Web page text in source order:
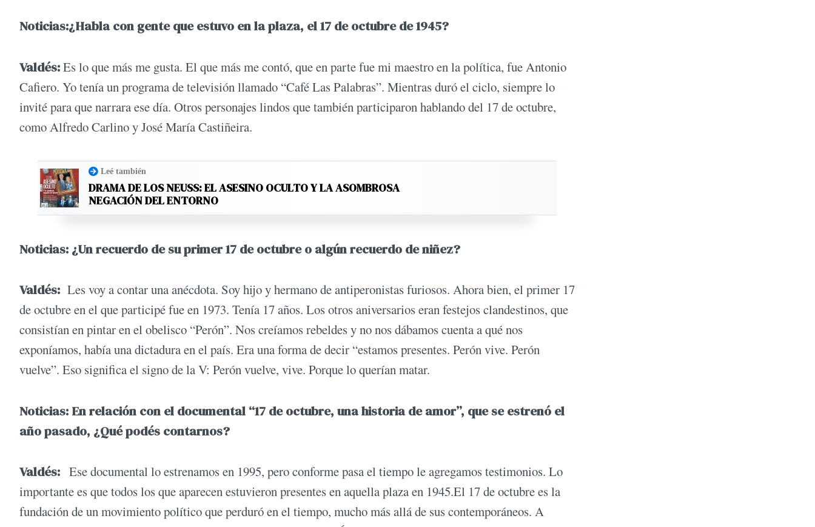
Noticias:¿Habla con gente que estuvo en la plaza, el 17 de octubre de 1945?
Valdés:Es lo que más me gusta. El que más me contó, que en parte fue mi maestro en la política, fue Antonio
Cafiero. Yo tenía un programa de televisión llamado “Café Las Palabras”. Mientras duró el ciclo, siempre lo
invité para que narrara ese día. Otros personajes lindos que también participaron hablando del 17 de octubre,
como Alfredo Carlino y José María Castiñeira.
Leé también
DRAMA DE LOS NEUSS: EL ASESINO OCULTO Y LA ASOMBROSA
NEGACIÓN DEL ENTORNO
Noticias: ¿Un recuerdo de su primer 17 de octubre o algún recuerdo de niñez?
Valdés: Les voy a contar una anécdota. Soy hijo y hermano de antiperonistas furiosos. Ahora bien, el primer 17
de octubre en el que participé fue en 1973. Tenía 17 años. Los otros aniversarios eran festejos clandestinos, que
consistían en pintar en el obelisco “Perón”. Nos creíamos rebeldes y no nos dábamos cuenta a qué nos
exponíamos, había una dictadura en el país. Era una forma de decir “estamos presentes. Perón vive. Perón
vuelve”. Eso significa el signo de la V: Perón vuelve, vive. Porque lo querían matar.
Noticias: En relación con el documental “17 de octubre, una historia de amor”, que se estrenó el
año pasado, ¿Qué podés contarnos?
Valdés: Ese documental lo estrenamos en 1995, pero conforme pasa el tiempo le agregamos testimonios. Lo
importante es que todos los que aparecen estuvieron presentes en aquella plaza en 1945.El 17 de octubre es la
fundación de un movimiento político que perduró en el tiempo, mucho más allá de sus contemporáneos. A